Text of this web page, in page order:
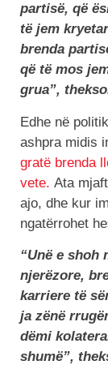
partisë, që
të jem
brenda
që të mos
grua”,
Edhe në
ashpra midis
gratë brenda
vete. Ata
ajo, dhe kur
ngatërrohet
“Unë e shoh
njerëzore,
karriere të
ja zënë
dëmi
shumë”,